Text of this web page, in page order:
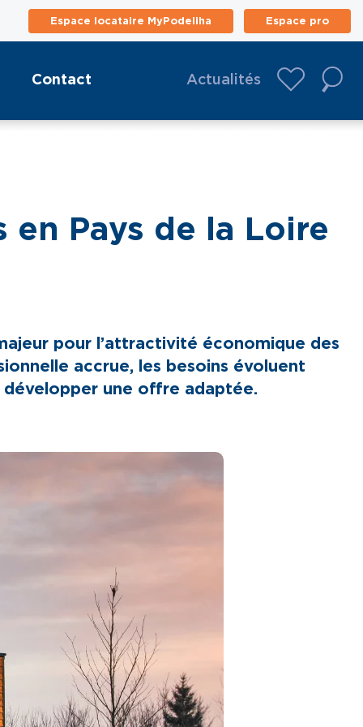
Espace locataire MyPodeliha Espace pro
Contact Actualités
Pays de la Loire
pour l’attractivité économique des
accrue, les besoins évoluent
une offre adaptée.